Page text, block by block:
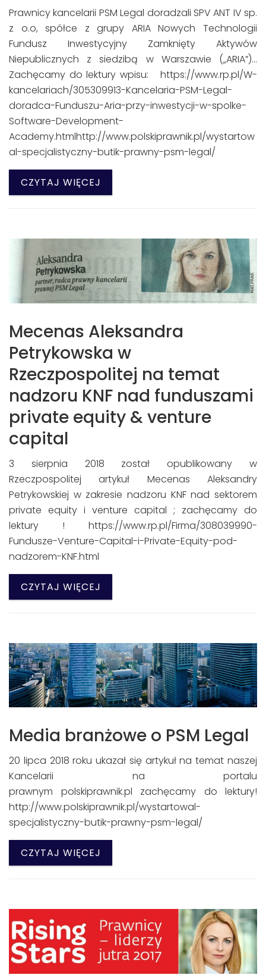
Prawnicy kancelarii PSM Legal doradzali SPV ANT IV sp.
z o.o, spółce z grupy ARIA Nowych Technologii
Fundusz Inwestycyjny Zamknięty Aktywów
Niepublicznych z siedzibą w Warszawie („ARIA”)...
Zachęcamy do lektury wpisu: https://www.rp.pl/W-
kancelariach/305309913-Kancelaria-PSM-Legal-
doradca-Funduszu-Aria-przy-inwestycji-w-spolke-
Software-Development-
Academy.htmlhttp://www.polskiprawnik.pl/wystartow
al-specjalistyczny-butik-prawny-psm-legal/
CZYTAJ WIĘCEJ
Mecenas Aleksandra
Petrykowska w
Rzeczpospolitej na temat
nadzoru KNF nad funduszami
private equity & venture
capital
3 sierpnia 2018 został opublikowany w
Rzeczpospolitej artykuł Mecenas Aleksandry
Petrykowskiej w zakresie nadzoru KNF nad sektorem
private equity i venture capital ; zachęcamy do
lektury ! https://www.rp.pl/Firma/308039990-
Fundusze-Venture-Capital-i-Private-Equity-pod-
nadzorem-KNF.html
CZYTAJ WIĘCEJ
Media branżowe o PSM Legal
20 lipca 2018 roku ukazał się artykuł na temat naszej
Kancelarii na portalu
prawnym polskiprawnik.pl zachęcamy do lektury!
http://www.polskiprawnik.pl/wystartowal-
specjalistyczny-butik-prawny-psm-legal/
CZYTAJ WIĘCEJ